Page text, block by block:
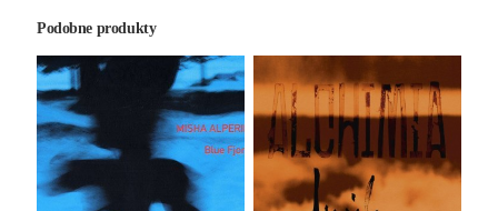
Podobne produkty